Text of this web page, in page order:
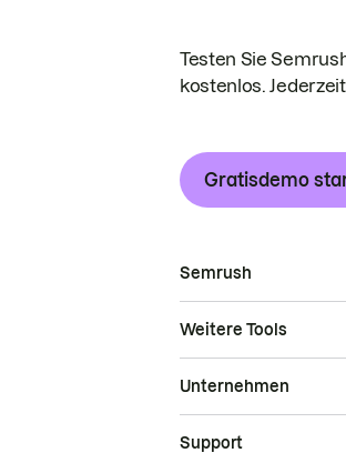
Testen Sie
kostenlos.
Gratisdemo
Semrush
Weitere Tools
Unternehmen
Support